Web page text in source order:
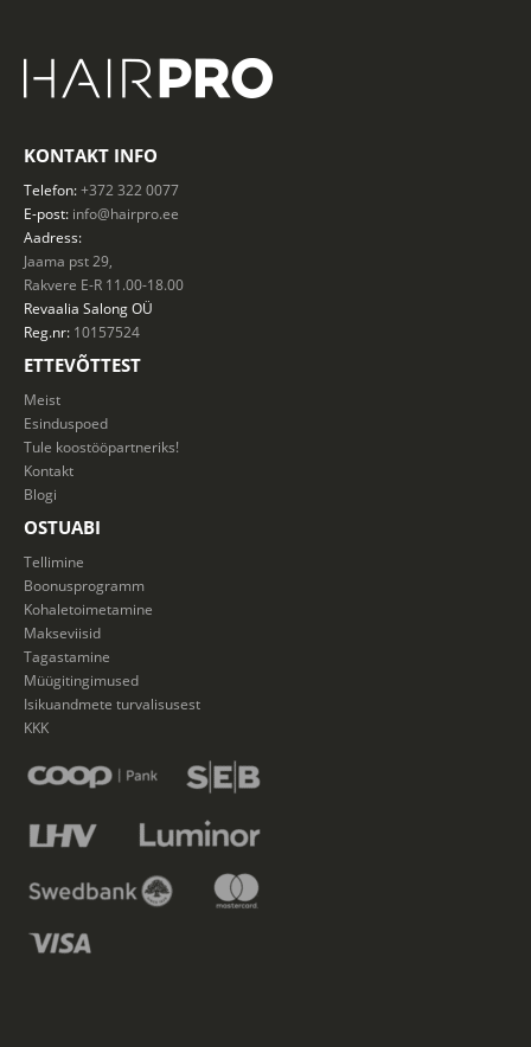
KONTAKT INFO
Telefon:+372 322 0077
E-post: info@hairpro.ee
Aadress:
Jaama pst 29,
Rakvere E-R 11.00-18.00
Revaalia SalongOÜ
Reg.nr: 10157524
ETTEVÕTTEST
Meist
Esinduspoed
Tule koostööpartneriks!
Kontakt
Blogi
OSTUABI
Tellimine
Boonusprogramm
Kohaletoimetamine
Makseviisid
Tagastamine
Müügitingimused
Isikuandmete turvalisusest
KKK